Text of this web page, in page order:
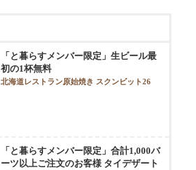
「と暮らすメンバー限定」生ビール最
初の1杯無料
北海道レストラン原始焼き スクンビット26
「と暮らすメンバー限定」合計1,000バ
ーツ以上ご注文のお客様 タイデザート